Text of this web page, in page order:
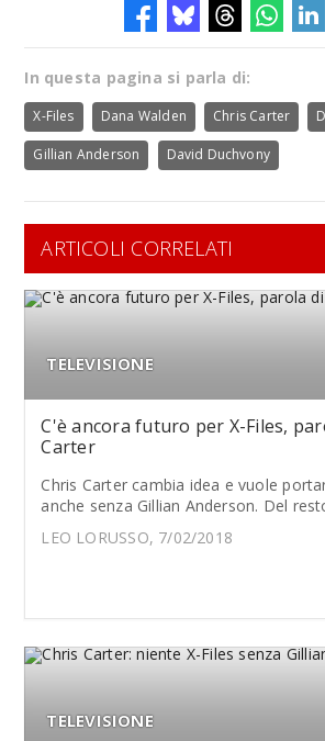
In questa pagina si parla di:
X-Files Dana Walden Chris Carter
Gillian Anderson David Duchvony
ARTICOLI CORRELATI
TELEVISIONE
C'è ancora futuro per X-Files,
Carter
Chris Carter cambia idea e vuole
anche senza Gillian Anderson. Del
LEO LORUSSO, 7/02/2018
TELEVISIONE